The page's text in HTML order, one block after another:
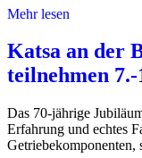
Mehr lesen
Katsa an der
teilnehmen 7.-
Das 70-jährige
Erfahrung und echtes